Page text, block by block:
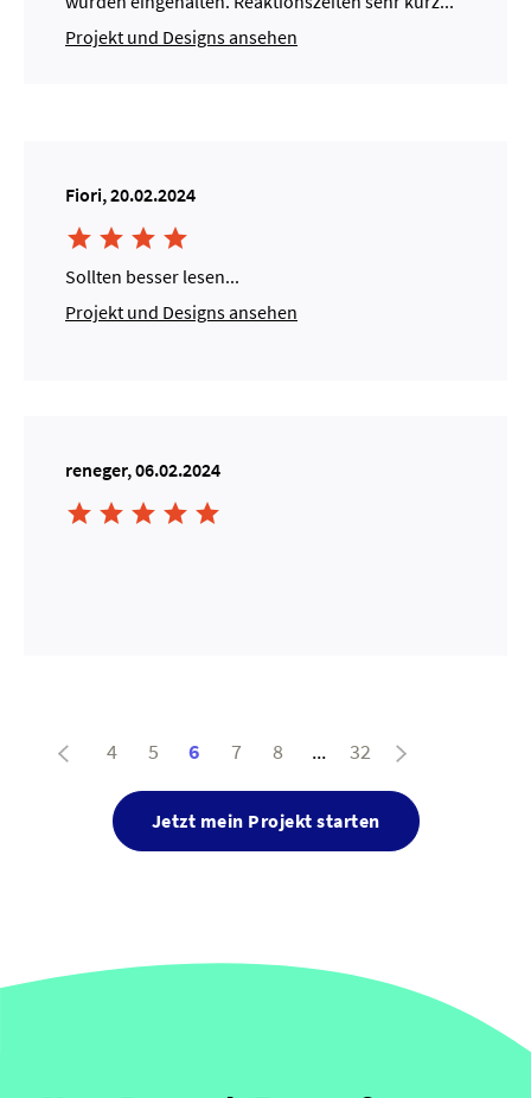
Projekt und Designs ansehen
Fiori, 20.02.2024
   
Sollten besser lesen...
Projekt und Designs ansehen
reneger, 06.02.2024
    
4 5 6 7 8 ... 32
Jetzt mein Projekt starten